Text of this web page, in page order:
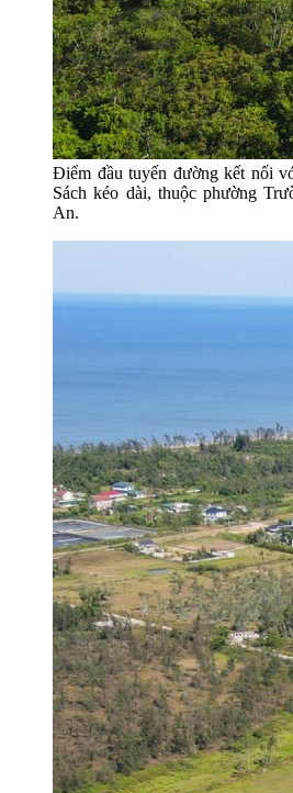
Điểm đầu tuyến đường kết nối
Sách kéo dài, thuộc phường
An.